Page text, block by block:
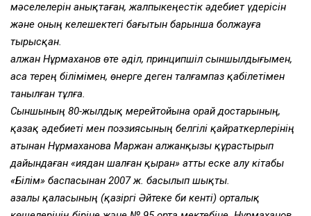
мәселелерін анықтаған, жалпыкеңестік әдебиет үдерісін
және оның келешектегі бағытын барынша болжауға
тырысқан.
Қалжан Нұрмаханов өте әділ, принципшіл сыншылдығымен,
аса терең білімімен, өнерге деген талғампаз қабілетімен
танылған тұлға.
Сыншының 80-жылдық мерейтойына орай достарының,
қазақ әдебиеті мен поэзиясының белгілі қайраткерлерінің
атынан Нұрмаханова Маржан Қалжанқызы құрастырып
дайындаған «Қиядан шалған қыран» атты еске алу кітабы
«Білім» баспасынан 2007 ж. басылып шықты.
Қазалы қаласының (қазіргі Әйтеке би кенті) орталық